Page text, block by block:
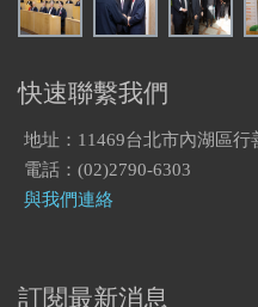
快速聯繫我們
地址：11469台北市內湖區行
電話：(02)2790-6303
與我們連絡
訂閱最新消息